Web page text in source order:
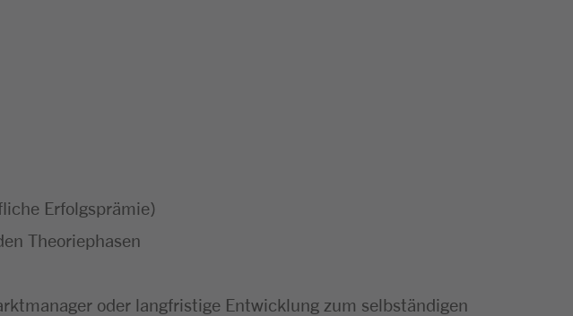
Erfolgsprämie)
Theoriephasen
oder langfristige Entwicklung zum selbständigen